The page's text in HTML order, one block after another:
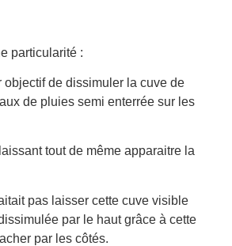
particularité :
objectif de dissimuler la cuve de
de pluies semi enterrée sur les
tout de même apparaitre la
pas laisser cette cuve visible
par le haut grâce à cette
par les côtés.